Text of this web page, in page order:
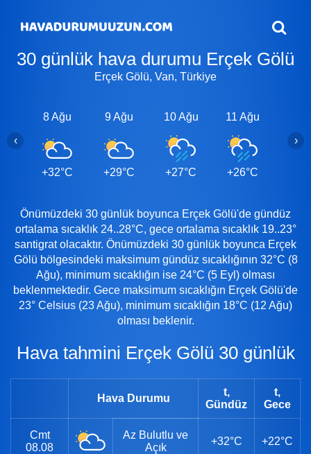
30 günlük hava durumu Erçek Gölü
Erçek Gölü, Van, Türkiye
8 Ağu
+32°C
9 Ağu
+29°C
10 Ağu
+27°C
11 Ağu
+26°C
‹ ›
Önümüzdeki 30 günlük boyunca Erçek Gölü'de gündüz
ortalama sıcaklık 24..28°C, gece ortalama sıcaklık 19..23°
santigrat olacaktır. Önümüzdeki 30 günlük boyunca Erçek
Gölü bölgesindeki maksimum gündüz sıcaklığının 32°C (8
Ağu), minimum sıcaklığın ise 24°C (5 Eyl) olması
beklenmektedir. Gece maksimum sıcaklığın Erçek Gölü'de
23° Celsius (23 Ağu), minimum sıcaklığın 18°C (12 Ağu)
olması beklenir.
Hava tahmini Erçek Gölü 30 günlük
Hava Durumu
t,
Gündüz
t,
Gece
Cmt
08.08
Az Bulutlu ve
Açık
+32°C +22°C